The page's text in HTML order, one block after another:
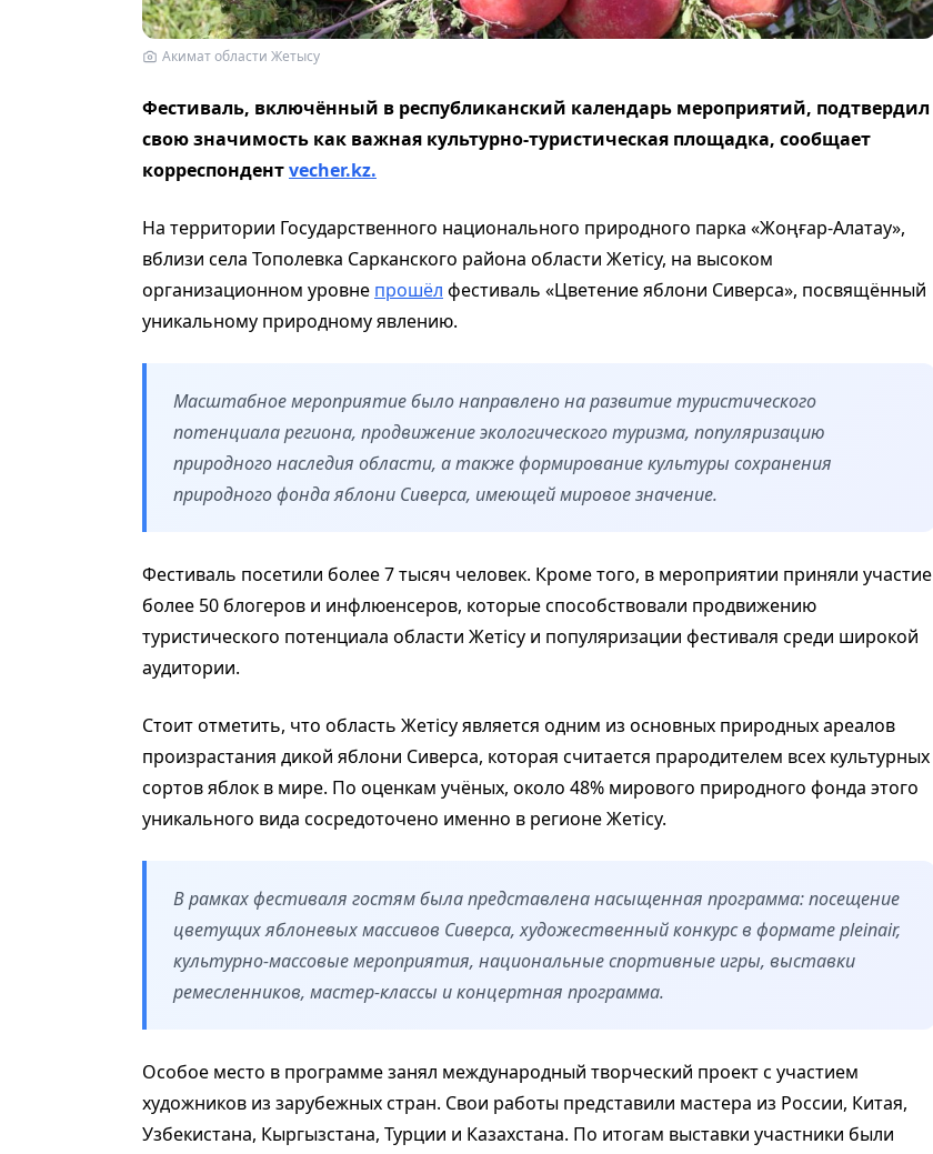
Акимат области Жетысу
Фестиваль, включённый в республиканский календарь мероприятий, подтвердил
свою значимость как важная культурно-туристическая площадка, сообщает
корреспондентvecher.kz.
На территории Государственного национального природного парка «Жоңғар-Алатау»,
вблизи села Тополевка Сарканского района области Жетісу, на высоком
организационном уровне прошёл фестиваль «Цветение яблони Сиверса», посвящённый
уникальному природному явлению.
Масштабное мероприятие было направлено на развитие туристического
потенциала региона, продвижение экологического туризма, популяризацию
природного наследия области, а также формирование культуры сохранения
природного фонда яблони Сиверса, имеющей мировое значение.
Фестиваль посетили более 7 тысяч человек. Кроме того, в мероприятии приняли участие
более 50 блогеров и инфлюенсеров, которые способствовали продвижению
туристического потенциала области Жетісу и популяризации фестиваля среди широкой
аудитории.
Стоит отметить, что область Жетісу является одним из основных природных ареалов
произрастания дикой яблони Сиверса, которая считается прародителем всех культурных
сортов яблок в мире. По оценкам учёных, около 48% мирового природного фонда этого
уникального вида сосредоточено именно в регионе Жетісу.
В рамках фестиваля гостям была представлена насыщенная программа: посещение
цветущих яблоневых массивов Сиверса, художественный конкурс в формате pleinair,
культурно-массовые мероприятия, национальные спортивные игры, выставки
ремесленников, мастер-классы и концертная программа.
Особое место в программе занял международный творческий проект с участием
художников из зарубежных стран. Свои работы представили мастера из России, Китая,
Узбекистана, Кыргызстана, Турции и Казахстана. По итогам выставки участники были